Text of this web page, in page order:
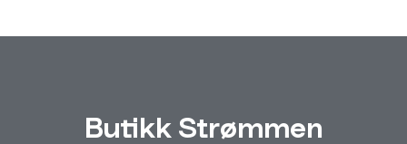
Butikk Strømmen